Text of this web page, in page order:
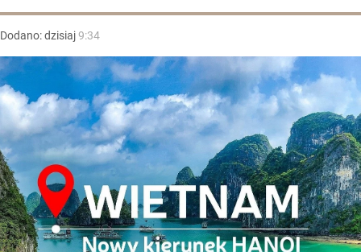
Dodano:dzisiaj9:34